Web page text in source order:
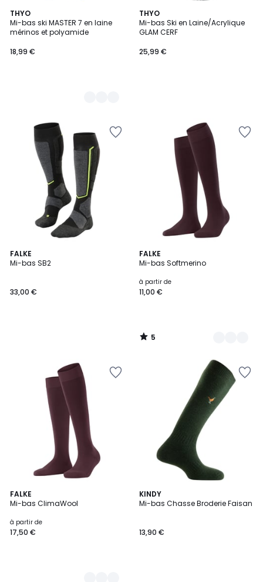
THYO
Mi-bas ski MASTER 7 en laine
mérinos et polyamide
18,99 €
5
Couleurs
THYO
Mi-bas Ski en Laine/Acrylique
GLAM CERF
25,99 €
FALKE
Mi-bas SB2
33,00 €
FALKE
Mi-bas Softmerino
à partir de
11,00 €
5
/
12
Couleurs
5
/
FALKE
Mi-bas ClimaWool
à partir de
17,50 €
9
Couleurs
KINDY
Mi-bas Chasse Broderie Faisan
13,90 €